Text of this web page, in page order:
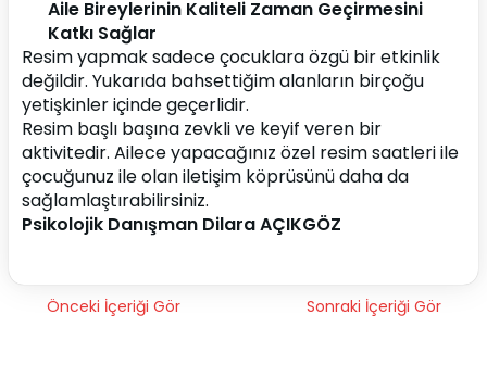
Aile Bireylerinin Kaliteli Zaman Geçirmesini
Katkı Sağlar
Resim yapmak sadece çocuklara özgü bir etkinlik
değildir. Yukarıda bahsettiğim alanların birçoğu
yetişkinler içinde geçerlidir.
Resim başlı başına zevkli ve keyif veren bir
aktivitedir. Ailece yapacağınız özel resim saatleri ile
çocuğunuz ile olan iletişim köprüsünü daha da
sağlamlaştırabilirsiniz.
Psikolojik Danışman Dilara AÇIKGÖZ
Önceki İçeriği Gör Sonraki İçeriği Gör